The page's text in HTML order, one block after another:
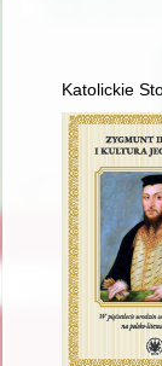
Katolickie